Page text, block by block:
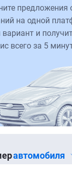
предложения
на одной
и
всего за 5
автомобиля